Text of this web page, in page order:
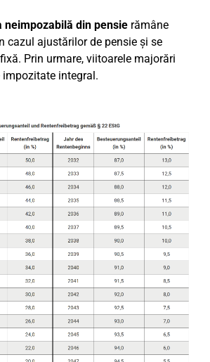
neimpozabilă din pensie rămâne
cazul ajustărilor de pensie și se
Prin urmare, viitoarele majorări
impozitate integral.